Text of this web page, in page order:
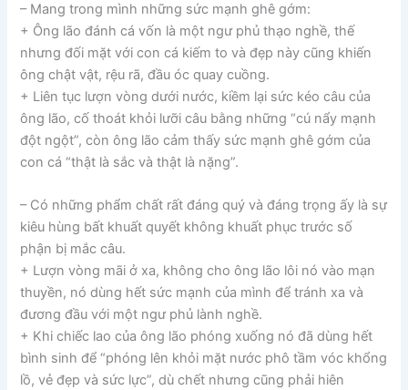
– Mang trong mình những sức mạnh ghê gớm:
+ Ông lão đánh cá vốn là một ngư phủ thạo nghề, thế
nhưng đối mặt với con cá kiếm to và đẹp này cũng khiến
ông chật vật, rệu rã, đầu óc quay cuồng.
+ Liên tục lượn vòng dưới nước, kiềm lại sức kéo câu của
ông lão, cố thoát khỏi lưỡi câu bằng những “cú nẩy mạnh
đột ngột”, còn ông lão cảm thấy sức mạnh ghê gớm của
con cá “thật là sắc và thật là nặng”.
– Có những phẩm chất rất đáng quý và đáng trọng ấy là sự
kiêu hùng bất khuất quyết không khuất phục trước số
phận bị mắc câu.
+ Lượn vòng mãi ở xa, không cho ông lão lôi nó vào mạn
thuyền, nó dùng hết sức mạnh của mình để tránh xa và
đương đầu với một ngư phủ lành nghề.
+ Khi chiếc lao của ông lão phóng xuống nó đã dùng hết
bình sinh để “phóng lên khỏi mặt nước phô tầm vóc khổng
lồ, vẻ đẹp và sức lực”, dù chết nhưng cũng phải hiên